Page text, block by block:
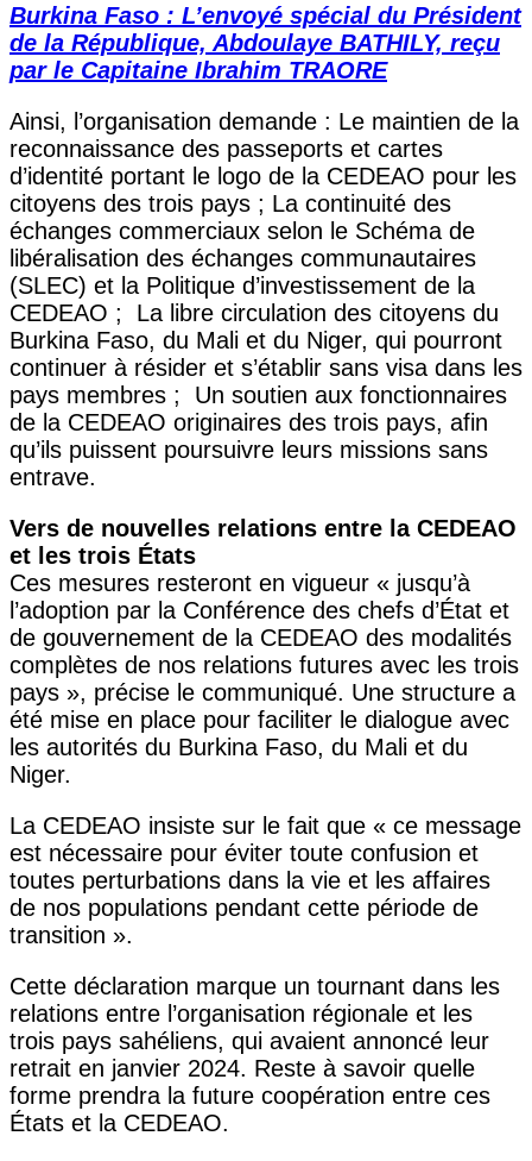
Burkina Faso : L’envoyé spécial du Président
de la République, Abdoulaye BATHILY, reçu
par le Capitaine Ibrahim TRAORE
Ainsi, l’organisation demande : Le maintien de la
reconnaissance des passeports et cartes
d’identité portant le logo de la CEDEAO pour les
citoyens des trois pays ; La continuité des
échanges commerciaux selon le Schéma de
libéralisation des échanges communautaires
(SLEC) et la Politique d’investissement de la
CEDEAO ; La libre circulation des citoyens du
Burkina Faso, du Mali et du Niger, qui pourront
continuer à résider et s’établir sans visa dans les
pays membres ; Un soutien aux fonctionnaires
de la CEDEAO originaires des trois pays, afin
qu’ils puissent poursuivre leurs missions sans
entrave.
Vers de nouvelles relations entre la CEDEAO
et les trois États
Ces mesures resteront en vigueur « jusqu’à
l’adoption par la Conférence des chefs d’État et
de gouvernement de la CEDEAO des modalités
complètes de nos relations futures avec les trois
pays », précise le communiqué. Une structure a
été mise en place pour faciliter le dialogue avec
les autorités du Burkina Faso, du Mali et du
Niger.
La CEDEAO insiste sur le fait que « ce message
est nécessaire pour éviter toute confusion et
toutes perturbations dans la vie et les affaires
de nos populations pendant cette période de
transition ».
Cette déclaration marque un tournant dans les
relations entre l’organisation régionale et les
trois pays sahéliens, qui avaient annoncé leur
retrait en janvier 2024. Reste à savoir quelle
forme prendra la future coopération entre ces
États et la CEDEAO.